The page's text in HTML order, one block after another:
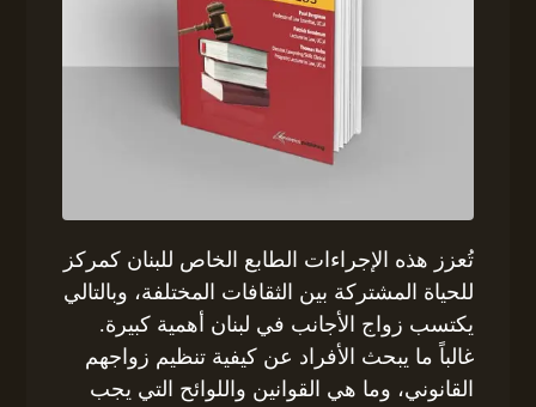
تُعزز هذه الإجراءات الطابع الخاص للبنان كمركز
للحياة المشتركة بين الثقافات المختلفة، وبالتالي
يكتسب زواج الأجانب في لبنان أهمية كبيرة.
غالباً ما يبحث الأفراد عن كيفية تنظيم زواجهم
القانوني، وما هي القوانين واللوائح التي يجب